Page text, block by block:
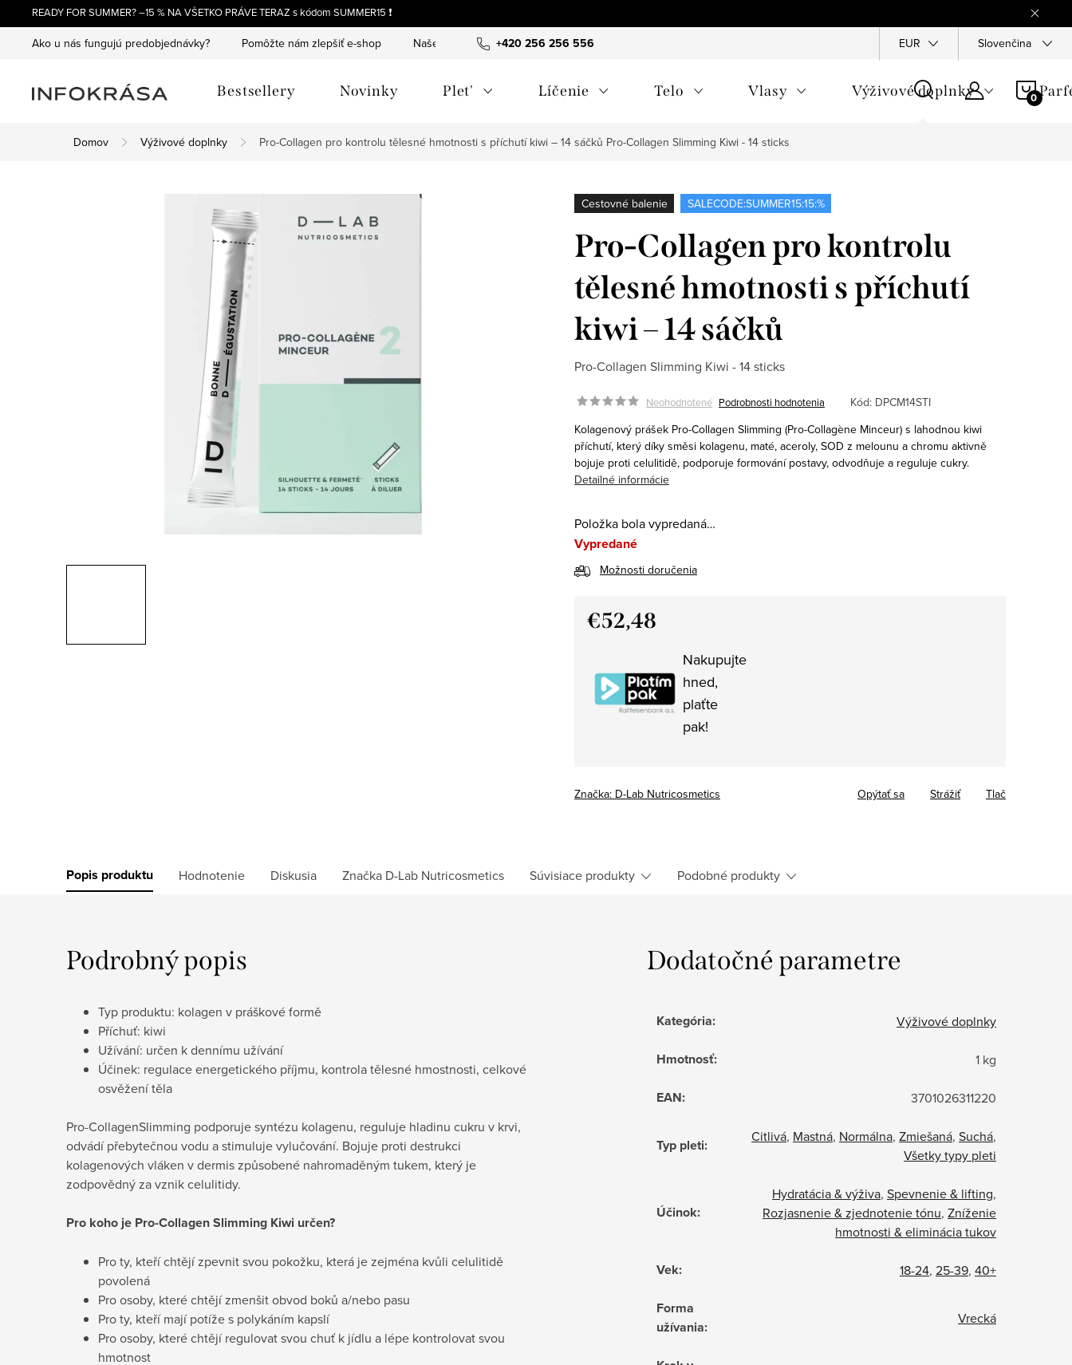
na
obsah
READY FOR SUMMER? –15 % NA VŠETKO PRÁVE TERAZ s kódom SUMMER15 ❗
+420 256 256 556
Ako u nás fungujú predobjednávky? Pomôžte nám zlepšiť e-shop Naše tipy a príbehy O nás Ochrana osobních údajů Všeobecné
EUR Slovenčina
Bestsellery Novinky Plet' Líčenie Telo Vlasy Výživové doplnky
Domov Výživové doplnky Pro-Collagen pro kontrolu tělesné hmotnosti s příchutí kiwi – 14 sáčků Pro-Collagen Slimming Kiwi - 14 sticks
Cestovné balenie SALECODE:SUMMER15:15:%
Pro-Collagen pro kontrolu
tělesné hmotnosti s příchutí
kiwi – 14 sáčků
Pro-Collagen Slimming Kiwi - 14 sticks
Neohodnotené Podrobnosti hodnotenia Kód: DPCM14STI
Kolagenový prášek Pro-Collagen Slimming (Pro-Collagène Minceur) s lahodnou kiwi
příchutí, který díky směsi kolagenu, maté, aceroly, SOD z melounu a chromu aktivně
bojuje proti celulitidě, podporuje formování postavy, odvodňuje a reguluje cukry.
Detailné informácie
Položka bola vypredaná…
Vypredané
Možnosti doručenia
€52,48
Nakupujte
hned,
plaťte
pak!
Značka: D-Lab Nutricosmetics Tlač
Opýtať sa Strážiť
Popis produktu Hodnotenie Diskusia Značka D-Lab Nutricosmetics Súvisiace produkty Podobné produkty
Podrobný popis
Typ produktu: kolagen v práškové formě
Příchuť: kiwi
Užívání: určen k dennímu užívání
Účinek: regulace energetického příjmu, kontrola tělesné hmostnosti, celkové
osvěžení těla
Pro-CollagenSlimming podporuje syntézu kolagenu, reguluje hladinu cukru v krvi,
odvádí přebytečnou vodu a stimuluje vylučování. Bojuje proti destrukci
kolagenových vláken v dermis způsobené nahromaděným tukem, který je
zodpovědný za vznik celulitidy.
Pro koho je Pro-Collagen Slimming Kiwi určen?
Pro ty, kteří chtějí zpevnit svou pokožku, která je zejména kvůli celulitidě
povolená
Pro osoby, které chtějí zmenšit obvod boků a/nebo pasu
Pro ty, kteří mají potíže s polykáním kapslí
Pro osoby, které chtějí regulovat svou chuť k jídlu a lépe kontrolovat svou
hmotnost
Dodatočné parametre
Kategória: Výživové doplnky
Hmotnosť: 1 kg
EAN: 3701026311220
Typ pleti: Citlivá, Mastná, Normálna, Zmiešaná, Suchá,
Všetky typy pleti
Účinok:
Hydratácia & výživa, Spevnenie & lifting,
Rozjasnenie & zjednotenie tónu, Zníženie
hmotnosti & eliminácia tukov
Vek: 18-24, 25-39, 40+
Forma
užívania: Vrecká